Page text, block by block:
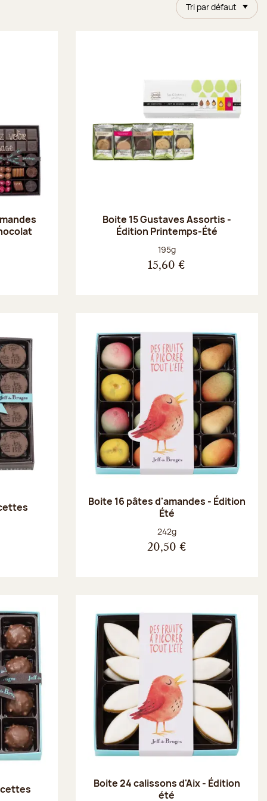
Tri par défaut
Boite 15 Gustaves Assortis -
Édition Printemps-Été
Poids net :
195g
15,60 €
Boite 16 pâtes d'amandes - Édition
Été
Poids net :
242g
20,50 €
Boite 24 calissons d'Aix - Édition
été